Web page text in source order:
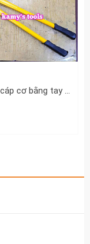
Kìm cắt cáp cơ bằng tay TLP HHD-250 cắt đồng nhôm 240mm2 dài 610mm